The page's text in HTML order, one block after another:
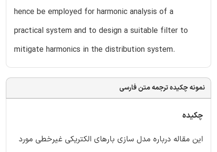
hence be employed for harmonic analysis of a
practical system and to design a suitable filter to
mitigate harmonics in the distribution system.
نمونه چکیده ترجمه متن فارسی
چکیده
این مقاله درباره مدل سازی بارهای الکتریکی غیرخطی مورد